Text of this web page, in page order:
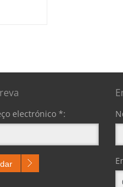
electrónico *: